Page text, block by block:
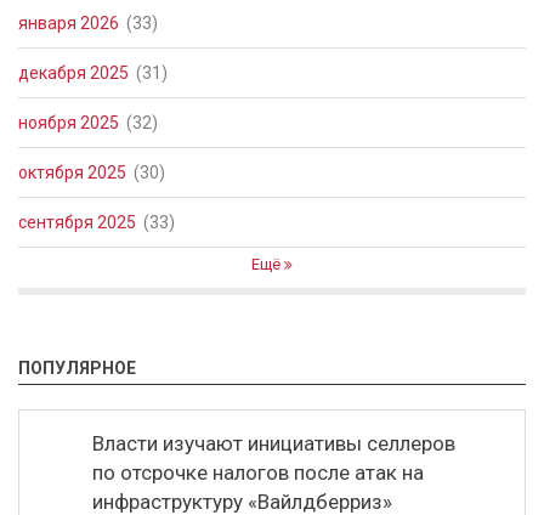
января 2026 (33)
декабря 2025 (31)
ноября 2025 (32)
октября 2025 (30)
сентября 2025 (33)
Ещё
ПОПУЛЯРНОЕ
Власти изучают инициативы селлеров
по отсрочке налогов после атак на
инфраструктуру «Вайлдберриз»